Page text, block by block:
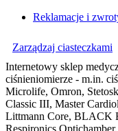
Reklamacje i
Zarządzaj ciasteczkami
Internetowy sklep
ciśnieniomierze - m.in.
Microlife, Omron,
Classic III, Master
Littmann Core, BLACK
Respironics